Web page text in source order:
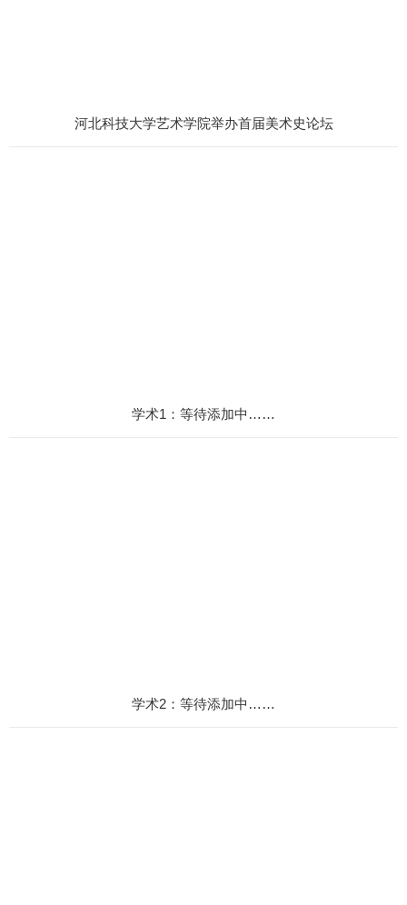
河北科技大学艺术学院举办首届美术史论坛
学术1：等待添加中……
学术2：等待添加中……